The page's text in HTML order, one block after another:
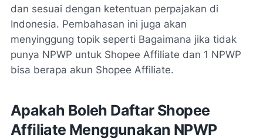
dan sesuai dengan ketentuan perpajakan di
Indonesia. Pembahasan ini juga akan
menyinggung topik seperti Bagaimana jika tidak
punya NPWP untuk Shopee Affiliate dan 1 NPWP
bisa berapa akun Shopee Affiliate.
Apakah Boleh Daftar Shopee
Affiliate Menggunakan NPWP